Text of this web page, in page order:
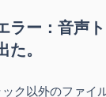
ラー：音声
た。
ク以外のファイ